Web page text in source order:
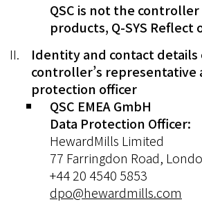
QSC is not the
products, Q-SYS Reflect
Identity and contact
controller’s representative
protection officer
QSC EMEA GmbH
Data Protection Officer:
HewardMills Limited
77 Farringdon Road,
+44 20 4540 5853
dpo@hewardmills.com